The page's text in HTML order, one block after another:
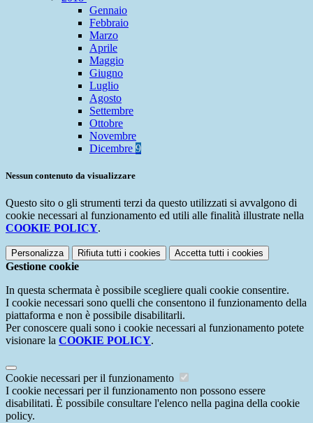
Gennaio
Febbraio
Marzo
Aprile
Maggio
Giugno
Luglio
Agosto
Settembre
Ottobre
Novembre
Dicembre 9
Nessun contenuto da visualizzare
Questo sito o gli strumenti terzi da questo utilizzati si avvalgono di
cookie necessari al funzionamento ed utili alle finalità illustrate nella
COOKIE POLICY.
Personalizza Rifiuta tutti i cookies Accetta tutti i cookies
Gestione cookie
In questa schermata è possibile scegliere quali cookie consentire.
I cookie necessari sono quelli che consentono il funzionamento della
piattaforma e non è possibile disabilitarli.
Per conoscere quali sono i cookie necessari al funzionamento potete
visionare la COOKIE POLICY.
Cookie necessari per il funzionamento
I cookie necessari per il funzionamento non possono essere
disabilitati. È possibile consultare l'elenco nella pagina della cookie
policy.